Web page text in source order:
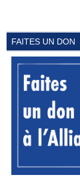
FAITES UN DON